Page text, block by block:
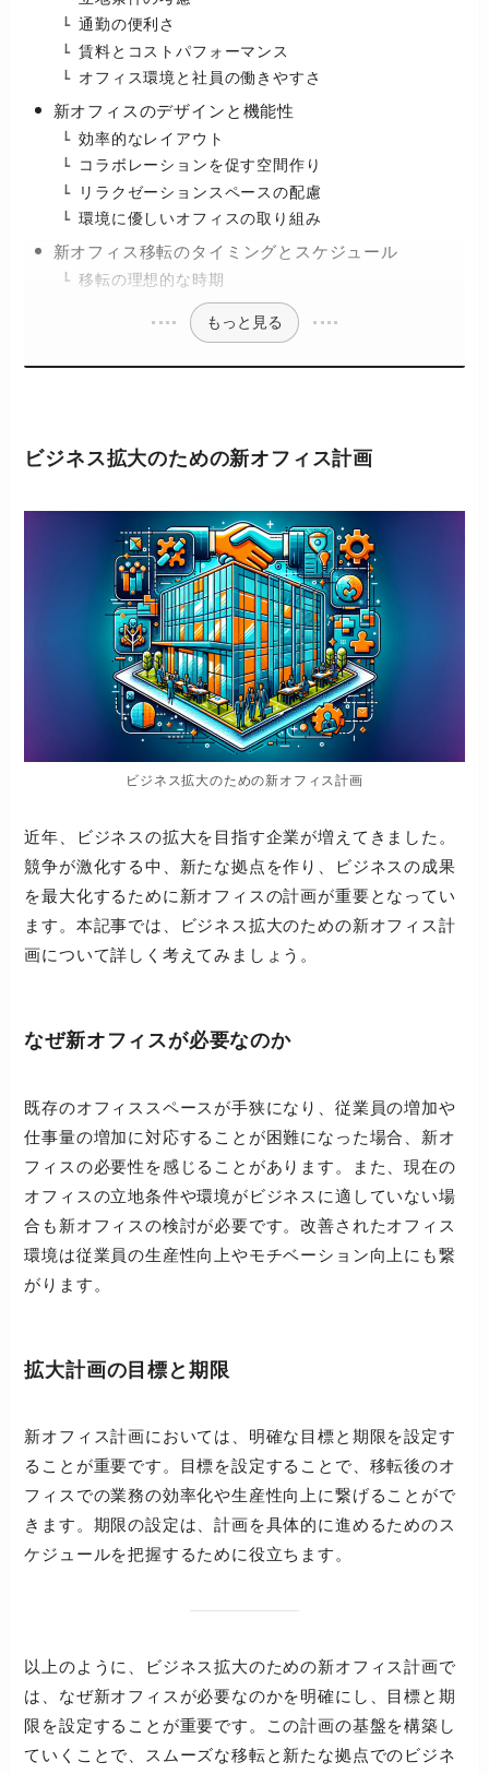
通勤の便利さ
賃料とコストパフォーマンス
オフィス環境と社員の働きやすさ
新オフィスのデザインと機能性
効率的なレイアウト
コラボレーションを促す空間作り
リラクゼーションスペースの配慮
環境に優しいオフィスの取り組み
新オフィス移転のタイミングとスケジュール
移転の理想的な時期
もっと見る
ビジネス拡大のための新オフィス計画
ビジネス拡大のための新オフィス計画
近年、ビジネスの拡大を目指す企業が増えてきました。
競争が激化する中、新たな拠点を作り、ビジネスの成果
を最大化するために新オフィスの計画が重要となってい
ます。本記事では、ビジネス拡大のための新オフィス計
画について詳しく考えてみましょう。
なぜ新オフィスが必要なのか
既存のオフィススペースが手狭になり、従業員の増加や
仕事量の増加に対応することが困難になった場合、新オ
フィスの必要性を感じることがあります。また、現在の
オフィスの立地条件や環境がビジネスに適していない場
合も新オフィスの検討が必要です。改善されたオフィス
環境は従業員の生産性向上やモチベーション向上にも繋
がります。
拡大計画の目標と期限
新オフィス計画においては、明確な目標と期限を設定す
ることが重要です。目標を設定することで、移転後のオ
フィスでの業務の効率化や生産性向上に繋げることがで
きます。期限の設定は、計画を具体的に進めるためのス
ケジュールを把握するために役立ちます。
以上のように、ビジネス拡大のための新オフィス計画で
は、なぜ新オフィスが必要なのかを明確にし、目標と期
限を設定することが重要です。この計画の基盤を構築し
ていくことで、スムーズな移転と新たな拠点でのビジネ